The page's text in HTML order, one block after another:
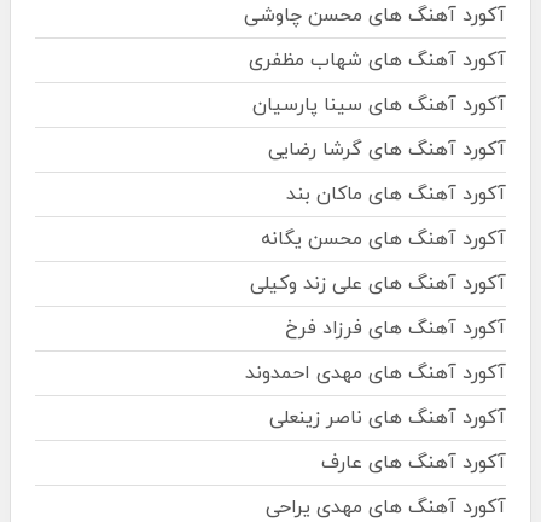
آکورد آهنگ های محسن چاوشی
آکورد آهنگ های شهاب مظفری
آکورد آهنگ های سینا پارسیان
آکورد آهنگ های گرشا رضایی
آکورد آهنگ های ماکان بند
آکورد آهنگ های محسن یگانه
آکورد آهنگ های علی زند وکیلی
آکورد آهنگ های فرزاد فرخ
آکورد آهنگ های مهدی احمدوند
آکورد آهنگ های ناصر زینعلی
آکورد آهنگ های عارف
آکورد آهنگ های مهدی یراحی